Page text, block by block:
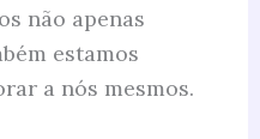
não apenas
estamos
a nós mesmos.